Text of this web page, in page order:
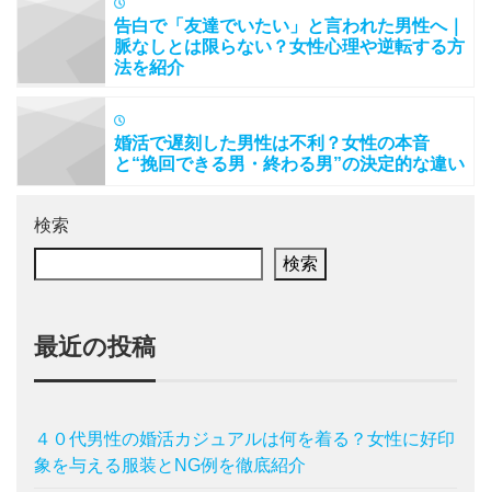
告白で「友達でいたい」と言われた男性へ｜
脈なしとは限らない？女性心理や逆転する方
法を紹介
婚活で遅刻した男性は不利？女性の本音
と“挽回できる男・終わる男”の決定的な違い
検索
検索
最近の投稿
４０代男性の婚活カジュアルは何を着る？女性に好印
象を与える服装とNG例を徹底紹介